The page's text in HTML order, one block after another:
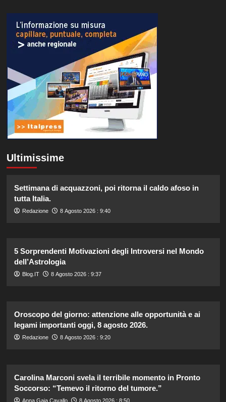
Ultimissime
Settimana di acquazzoni, poi ritorna il caldo afoso in
tutta Italia.
Redazione 8 Agosto 2026 : 9:40
5 Sorprendenti Motivazioni degli Introversi nel Mondo
dell’Astrologia
Blog.IT 8 Agosto 2026 : 9:37
Oroscopo del giorno: attenzione alle opportunità e ai
legami importanti oggi, 8 agosto 2026.
Redazione 8 Agosto 2026 : 9:20
Carolina Marconi svela il terribile momento in Pronto
Soccorso: “Temevo il ritorno del tumore.”
Anna Gaia Cavallo 8 Agosto 2026 : 8:50